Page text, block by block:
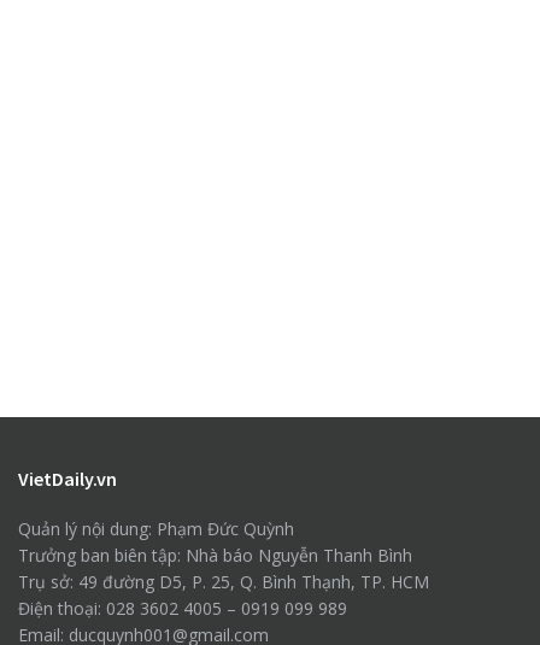
VietDaily.vn
Quản lý nội dung: Phạm Đức Quỳnh
Trưởng ban biên tập: Nhà báo Nguyễn Thanh Bình
Trụ sở: 49 đường D5, P. 25, Q. Bình Thạnh, TP. HCM
Điện thoại: 028 3602 4005 – 0919 099 989
Email: ducquynh001@gmail.com